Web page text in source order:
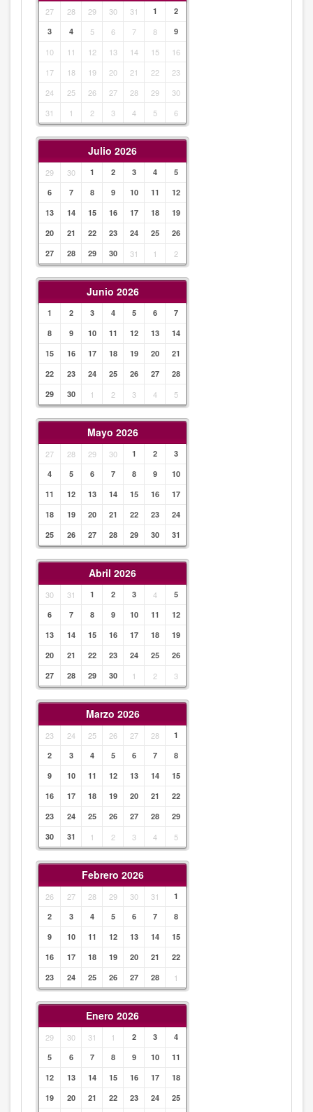
27 28 29 30 31 1
2
3
4 5 6 7 8 9
10 11 12 13 14 15
16
17
18 19 20 21 22
23
24
25 26 27 28 29
30
31
1 2 3 4 5 6
Julio 2026
29 30 1 2 3 4
5
6
7 8 9 10 11
12
13
14 15 16 17 18
19
20
21 22 23 24 25
26
27
28 29 30 31 1 2
Junio 2026
1 2 3 4 5 6
7
8
9 10 11 12 13
14
15
16 17 18 19 20
21
22
23 24 25 26 27
28
29
30 1 2 3 4 5
Mayo 2026
27 28 29 30 1 2
3
4
5 6 7 8 9
10
11
12 13 14 15 16
17
18
19 20 21 22 23
24
25
26 27 28 29 30 31
Abril 2026
30 31 1 2 3 4
5
6
7 8 9 10 11
12
13
14 15 16 17 18
19
20
21 22 23 24 25
26
27
28 29 30 1 2 3
Marzo 2026
23 24 25 26 27 28
1
2
3 4 5 6 7
8
9
10 11 12 13 14
15
16
17 18 19 20 21
22
23
24 25 26 27 28
29
30
31 1 2 3 4 5
Febrero 2026
26 27 28 29 30 31
1
2
3 4 5 6 7
8
9
10 11 12 13 14
15
16
17 18 19 20 21
22
23
24 25 26 27 28 1
Enero 2026
29 30 31 1 2 3
4
5
6 7 8 9 10
11
12
13 14 15 16 17
18
19
20 21 22 23 24
25